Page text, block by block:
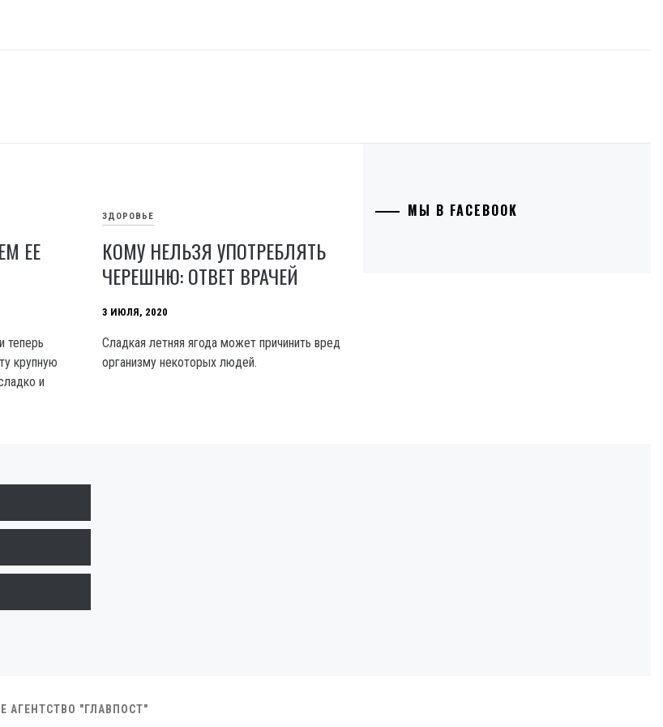
ЕЕ
теперь
крупную
и
ЗДОРОВЬЕ
КОМУ НЕЛЬЗЯ УПОТРЕБЛЯТЬ
ЧЕРЕШНЮ: ОТВЕТ ВРАЧЕЙ
3 ИЮЛЯ, 2020
Сладкая летняя ягода может причинить вред
организму некоторых людей.
МЫ В FACEBOOK
АГЕНТСТВО "ГЛАВПОСТ"